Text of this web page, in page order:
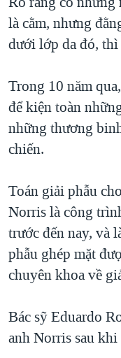
là cằm, nhưng
dưới lớp da đó,
Trong 10 năm
để kiện toàn
những thương
chiến.
Toán giải phẫu
Norris là công
trước đến nay, và
phẫu ghép mặt
chuyên khoa về
Bác sỹ Eduardo
anh Norris sau